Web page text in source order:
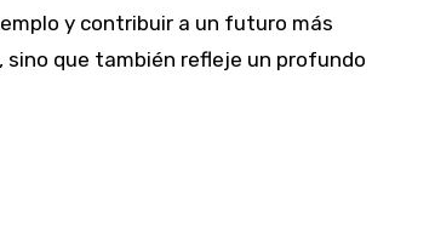
y contribuir a un futuro más
sino que también refleje un profundo